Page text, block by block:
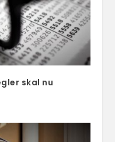
skal nu